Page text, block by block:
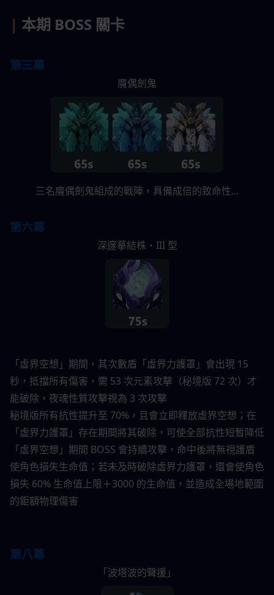
| 本期 BOSS 關卡
第三幕
魔偶劍鬼
三名魔偶劍鬼組成的戰陣，具備成倍的致命性...
第六幕
深邃摹結株・III 型
「虛界空想」期間，其次數盾「虛界力護罩」會出現 15
秒，抵擋所有傷害，需 53 次元素攻擊（秘境版 72 次）才
能破除，夜魂性質攻擊視為 3 次攻擊
秘境版所有抗性提升至 70%，且會立即釋放虛界空想；在
「虛界力護罩」存在期間將其破除，可使全部抗性短暫降低
「虛界空想」期間 BOSS 會持續攻擊，命中後將無視護盾
使角色損失生命值；若未及時破除虛界力護罩，還會使角色
損失 60% 生命值上限＋3000 的生命值，並造成全場地範圍
的鉅額物理傷害
第八幕
「波塔波的聲援」